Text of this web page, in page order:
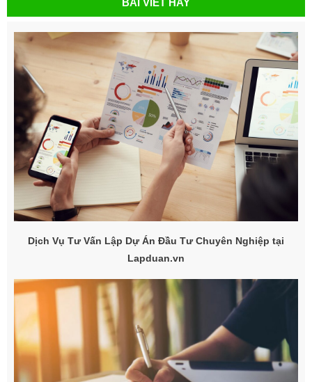
Dịch Vụ Tư Vấn Lập Dự Án Đầu Tư Chuyên Nghiệp tại
Lapduan.vn